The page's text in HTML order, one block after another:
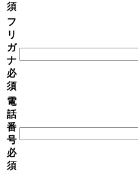
須
フ
リ
ガ
ナ
必
須
電
話
番
号
必
須